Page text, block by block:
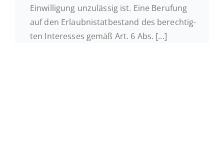
Ein­wil­li­gung un­zu­läs­sig ist. Eine Be­ru­fung
auf den Er­laub­nis­tat­be­stand des be­rech­tig­
ten In­ter­es­ses gemäß Art. 6 Abs. [...]